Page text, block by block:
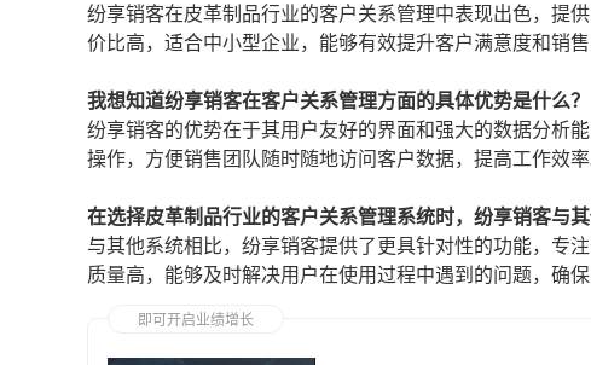
纷享销客在皮革制品行业的客户关系管理中表现出色，提
价比高，适合中小型企业，能够有效提升客户满意度和销售
我想知道纷享销客在客户关系管理方面的具体优势是什么？
纷享销客的优势在于其用户友好的界面和强大的数据分析
操作，方便销售团队随时随地访问客户数据，提高工作效率
在选择皮革制品行业的客户关系管理系统时，纷享销客与
与其他系统相比，纷享销客提供了更具针对性的功能，专
质量高，能够及时解决用户在使用过程中遇到的问题，确保
即可开启业绩增长